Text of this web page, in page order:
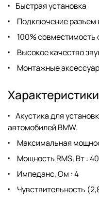
Быстрая установка
Подключение разъем
100%
Высокое качество
Монтажные
Акустика для
автомобилей BMW.
Максимальная
Мощность RMS, Вт : 40
Импеданс, Ом : 4
Чувствительность